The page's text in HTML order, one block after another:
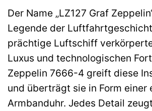
Der Name „LZ127 Graf
Legende der
prächtige Luftschiff
Luxus und technologischen
Zeppelin 7666-4 greift diese
und überträgt sie in Form einer
Armbanduhr. Jedes Detail